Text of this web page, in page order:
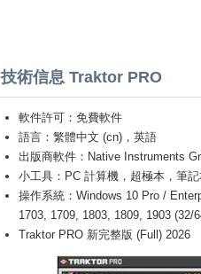
技術信息 Traktor PRO
軟件許可：免費軟件
語言：繁體中文 (cn)，英語
出版商軟件：Native Instruments
小工具：PC 計算機，超極本，筆
操作系統：Windows 10 Pro /
1703, 1709, 1803, 1809, 1903 (32/
Traktor PRO 新完整版 (Full) 2026